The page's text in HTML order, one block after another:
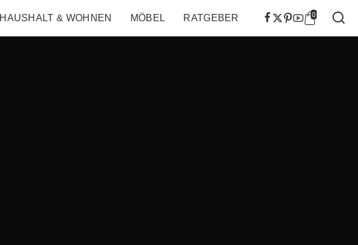
HAUSHALT & WOHNEN MÖBEL RATGEBER 0